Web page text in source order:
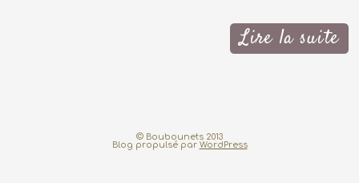
Lire la suite
© Boubounets 2013
Blog propulsé par WordPress